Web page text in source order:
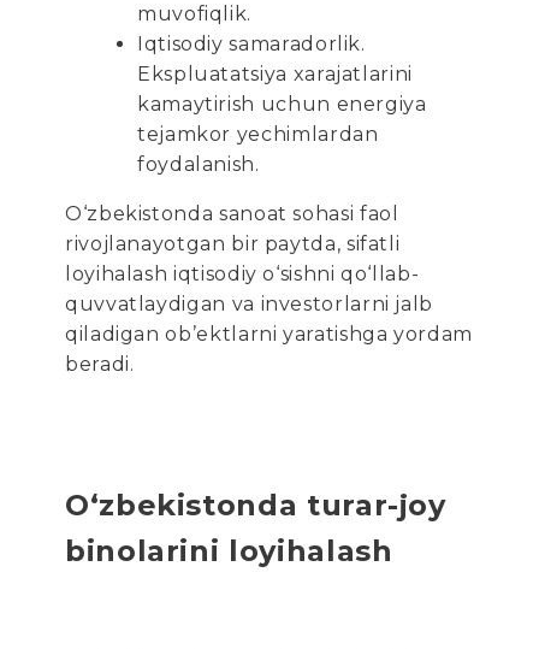
muvofiqlik.
Iqtisodiy samaradorlik.
Ekspluatatsiya xarajatlarini
kamaytirish uchun energiya
tejamkor yechimlardan
foydalanish.
O‘zbekistonda sanoat sohasi faol
rivojlanayotgan bir paytda, sifatli
loyihalash iqtisodiy o‘sishni qo‘llab-
quvvatlaydigan va investorlarni jalb
qiladigan ob’ektlarni yaratishga yordam
beradi.
O‘zbekistonda turar-joy
binolarini loyihalash